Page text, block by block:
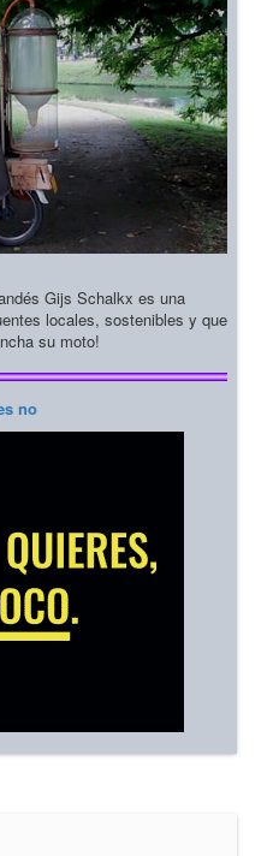
Gijs Schalkx es una
locales, sostenibles y que
su moto!
no